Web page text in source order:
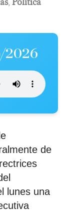
2026
de
lunes una